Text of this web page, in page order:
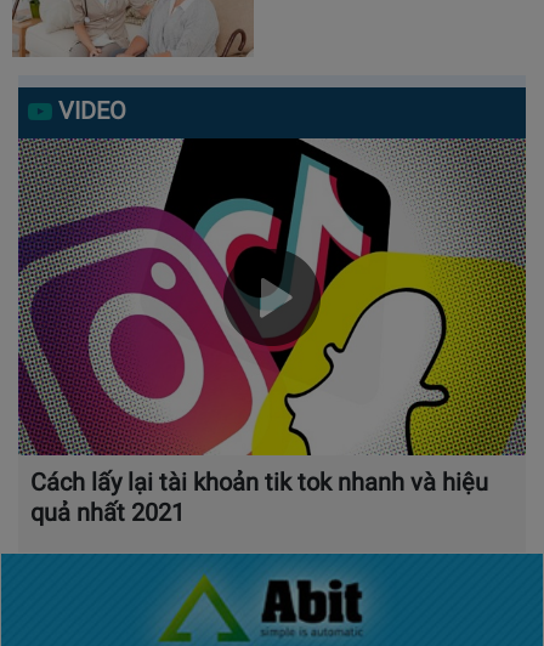
VIDEO
Cách lấy lại tài khoản tik tok nhanh và hiệu
quả nhất 2021